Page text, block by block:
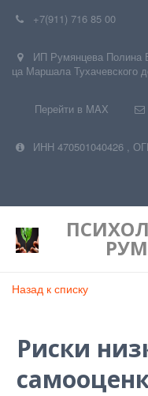
+7(911) 716 85 00
ИП Румянцева Полина
ца Маршала Тухачевского
Перейти в MAX
ИНН 470501040426 ,
Назад к списку
Риски